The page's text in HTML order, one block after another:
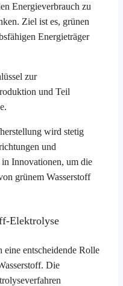
Energieverbrauch zu
Ziel ist es, grünen
Energieträger
zur
und Teil
wird stetig
und
Innovationen, um die
grünem Wasserstoff
Elektrolyse
entscheidende Rolle
Die